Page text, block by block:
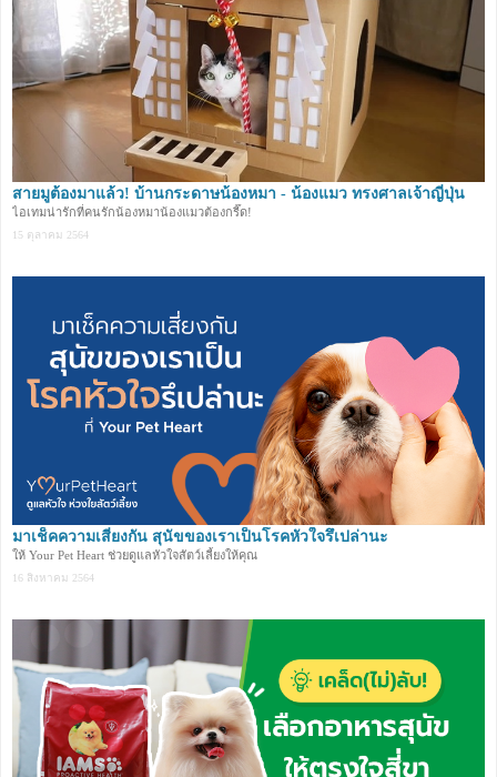
สายมูต้องมาแล้ว! บ้านกระดาษน้องหมา - น้องแมว ทรงศาลเจ้าญี่ปุ่น
ไอเทมน่ารักที่คนรักน้องหมาน้องแมวต้องกรี๊ด!
15 ตุลาคม 2564
มาเช็คความเสี่ยงกัน สุนัขของเราเป็นโรคหัวใจรึเปล่านะ
ให้ Your Pet Heart ช่วยดูแลหัวใจสัตว์เลี้ยงให้คุณ
16 สิงหาคม 2564